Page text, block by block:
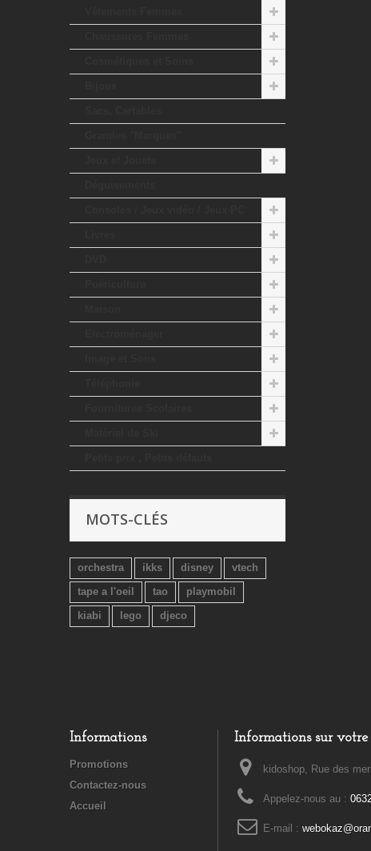
MOTS-CLÉS
orchestra ikks disney
vtech
tape a l'oeil
tao
playmobil
kiabi
lego djeco
Informations
Promotions
Contactez-nous
Accueil
Informations sur
kidoshop, Rue des
Appelez-nous au :
E-mail :